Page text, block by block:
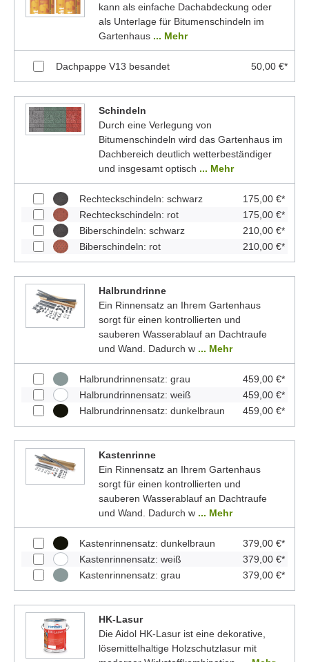
kann als einfache Dachabdeckung oder
als Unterlage für Bitumenschindeln im
Gartenhaus ... Mehr
Dachpappe V13 besandet 50,00 €*
Schindeln
Durch eine Verlegung von
Bitumenschindeln wird das Gartenhaus im
Dachbereich deutlich wetterbeständiger
und insgesamt optisch ... Mehr
Rechteckschindeln: schwarz
175,00 €*
Rechteckschindeln: rot
175,00 €*
Biberschindeln: schwarz
210,00 €*
Biberschindeln: rot
210,00 €*
Halbrundrinne
Ein Rinnensatz an Ihrem Gartenhaus
sorgt für einen kontrollierten und
sauberen Wasserablauf an Dachtraufe
und Wand. Dadurch w ... Mehr
Halbrundrinnensatz: grau
459,00 €*
Halbrundrinnensatz: weiß
459,00 €*
Halbrundrinnensatz: dunkelbraun
459,00 €*
Kastenrinne
Ein Rinnensatz an Ihrem Gartenhaus
sorgt für einen kontrollierten und
sauberen Wasserablauf an Dachtraufe
und Wand. Dadurch w ... Mehr
Kastenrinnensatz: dunkelbraun
379,00 €*
Kastenrinnensatz: weiß
379,00 €*
Kastenrinnensatz: grau
379,00 €*
HK-Lasur
Die Aidol HK-Lasur ist eine dekorative,
lösemittelhaltige Holzschutzlasur mit